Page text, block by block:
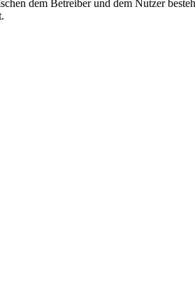
dem Betreiber und dem Nutzer